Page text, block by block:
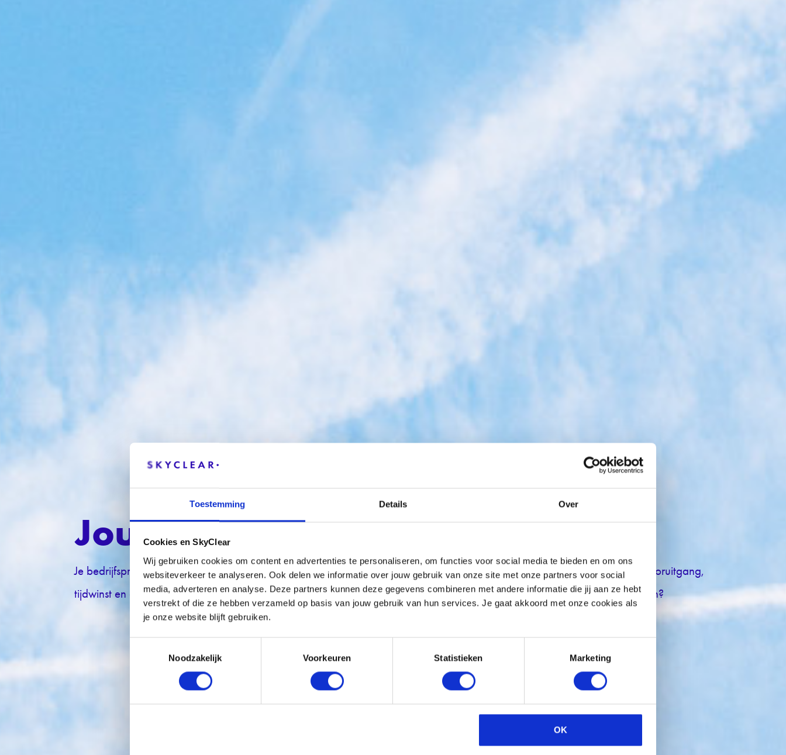
Toestemming Details Over
Cookies en SkyClear
Wij gebruiken cookies om content en advertenties te personaliseren, om functies voor social media te bieden en om ons
websiteverkeer te analyseren. Ook delen we informatie over jouw gebruik van onze site met onze partners voor social
media, adverteren en analyse. Deze partners kunnen deze gegevens combineren met andere informatie die jij aan ze hebt
verstrekt of die ze hebben verzameld op basis van jouw gebruik van hun services. Je gaat akkoord met onze cookies als
je onze website blijft gebruiken.
Noodzakelijk
Voorkeuren Statistieken Marketing
OK
Jouw MKB, toekomst­proof
Je bedrijfsproces, het is de rode draad die door je organisatie stroomt. Het automatiseren van deze processen zorgt voor vooruitgang,
tijdwinst en gemak. Dat weten we allemaal. Maar hoe kun je jouw bedrijfsprocessen optimaliseren en toekomstproof worden?